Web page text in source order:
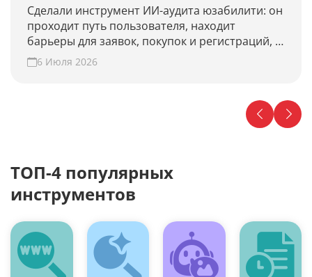
Сделали инструмент ИИ-аудита юзабилити: он
проходит путь пользователя, находит
барьеры для заявок, покупок и регистраций, и
предлагает гипотезы для роста конверсии.
Проверьте свой сайт прямо сейчас!
6 Июля 2026
ТОП-4 популярных
инструментов